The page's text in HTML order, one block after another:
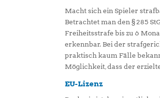
Macht sich ein Spieler
Betrachtet man den § 285
Freiheitsstrafe bis zu 6
erkennbar. Bei der
praktisch kaum Fälle
Möglichkeit, dass der
EU-Lizenz